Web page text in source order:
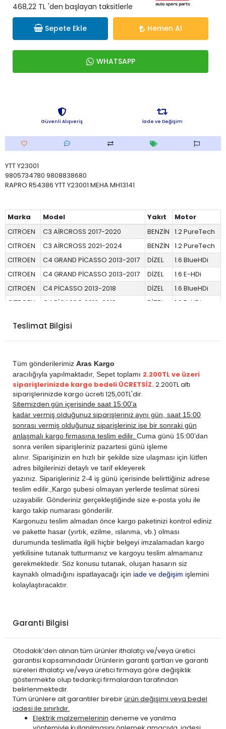
468,22 TL 'den başlayan taksitlerle
Sepete Ekle Hemen Al
WHATSAPP
Güvenli Alışveriş İade ve Değişim
YTT Y23001
9805734780 9808838680
RAPRO R54386 YTT Y23001 MEHA MH13141
Marka Model Yakıt
Motor
CITROEN
C3 AİRCROSS 2017-2020 BENZİN 1.2 PureTech
CITROEN
C3 AİRCROSS 2021-2024 BENZİN 1.2 PureTech
CITROEN
C4 GRAND PİCASSO 2013-2017 DİZEL
1.6 BlueHDi
CITROEN
C4 GRAND PİCASSO 2013-2017 DİZEL
1.6 E-HDi
CITROEN
C4 PİCASSO 2013-2018 DİZEL
1.6 BlueHDi
CITROEN
C4 PİCASSO 2013-2018 DİZEL
1.6 E-HDi
PEUGEOT 3008 2017-2024
PEUGEOT
308 2014-2021
PEUGEOT 308 2014-2021 BENZİN 1.6 THP Turbo
PEUGEOT 308 2014-2021 DİZEL
1.6 BlueHDi
PEUGEOT 308 2014-2021
PEUGEOT 308 2014-2021 DİZEL
1.6 HDi
PEUGEOT 5008 2017-2024 BENZİN 1.2 PureTech
PEUGEOT
5008 2017-2024 BENZİN
PEUGEOT
5008 2017-2024 BENZİN
1.6 THP Turbo
PEUGEOT
5008 2017-2024
PEUGEOT
5008 2017-2024 HYBRID BENZİN
PEUGEOT EXPERT 2017-2024 DİZEL 1.6 BlueHDi
Teslimat Bilgisi
Tüm gönderilerimiz Aras Kargo
aracılığıyla yapılmaktadır, Sepet toplamı 2.200TL ve üzeri
siparişlerinizde kargo bedeli ÜCRETSİZ.2.200TL altı
siparişlerinizde kargo ücreti 125,00TL'dir.
Sitemizden gün içerisinde saat 15:00'a
kadar vermiş olduğunuz siparişleriniz aynı gün, saat 15:00
sonrası vermiş olduğunuz siparişleriniz ise bir sonraki gün
anlaşmalı kargo firmasına teslim edilir. Cuma günü 15:00’dan
sonra verilen siparişleriniz pazartesi günü işleme
alınır. Siparişinizin en hızlı bir şekilde size ulaşması için lütfen
adres bilgilerinizi detaylı ve tarif ekleyerek
yazınız. Siparişleriniz 2-4 iş günü içerisinde belirttiğiniz adrese
teslim edilir., Kargo şubesi olmayan yerlerde teslimat süresi
uzayabilir. Gönderiniz gerçekleştiğinde size e-posta yolu ile
kargo takip numarası gönderilir.
Kargonuzu teslim almadan önce kargo paketinizi kontrol ediniz
ve pakette hasar (yırtık, ezilme, ıslanma, vb.) olması
durumunda teslimatla ilgili hiçbir belgeyi imzalamadan kargo
yetkilisine tutanak tutturmanız ve kargoyu teslim almamanız
gerekmektedir. Söz konusu tutanak, oluşan hasarın siz
kaynaklı olmadığını ispatlayacağı için iade ve değişim işlemini
kolaylaştıracaktır.
Garanti Bilgisi
Otodakik’den alınan tüm ürünler ithalatçı ve/veya üretici
garantisi kapsamındadır.Ürünlerin garanti şartları ve garanti
süreleri ithalatçı ve/veya üretici firmaya göre değişiklik
göstermekte olup tedarikçi firmalardan tarafından
belirlenmektedir.
Tüm ürünlere ait garantiler birebirürün değişimi veya bedel
iadesi ile sınırlıdır.
Elektrik malzemelerinin deneme ve yanılma